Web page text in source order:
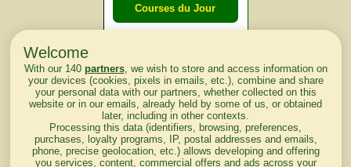
Courses du Jour
lendemain
Courses
d'aujourd'hui
Welcome
With our 140 partners, we wish to store and access information on
your devices (cookies, pixels in emails, etc.), combine and share
your personal data with our partners, whether collected on this
website or in our emails, already held by some of us, or obtained
later, including in other contexts.
Processing this data (identifiers, browsing, preferences,
purchases, loyalty programs, IP, postal addresses and emails,
phone, precise geolocation, etc.) allows developing and offering
you services, content, commercial offers and ads across your